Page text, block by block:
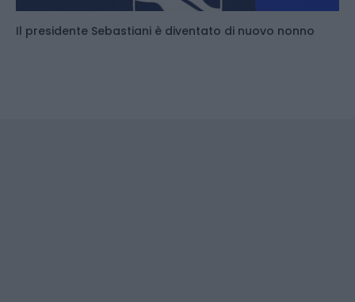
Il presidente Sebastiani è diventato di nuovo nonno